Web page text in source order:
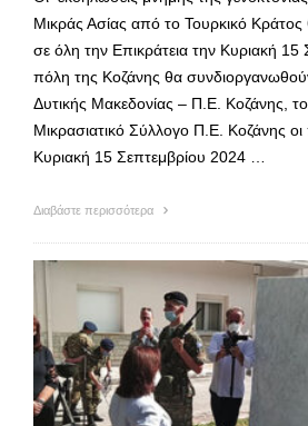
Μικράς Ασίας από το Τουρκικό
σε όλη την Επικράτεια την Κυριακή
πόλη της Κοζάνης θα
Δυτικής Μακεδονίας – Π.Ε. Κοζάνης,
Μικρασιατικό Σύλλογο Π.Ε. Κοζάνης
Κυριακή 15 Σεπτεμβρίου 2024 …
Διαβάστε περισσότερα